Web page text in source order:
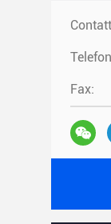
Fax: